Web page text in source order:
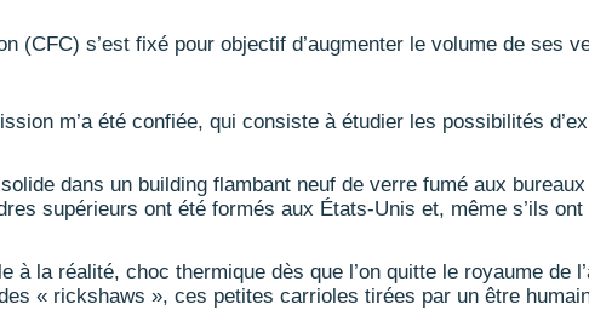
(CFC) s’est fixé pour objectif d’augmenter le volume de ses
m’a été confiée, qui consiste à étudier les possibilités
dans un building flambant neuf de verre fumé aux
supérieurs ont été formés aux États-Unis et, même s’ils
à la réalité, choc thermique dès que l’on quitte le royaume de
« rickshaws », ces petites carrioles tirées par un être